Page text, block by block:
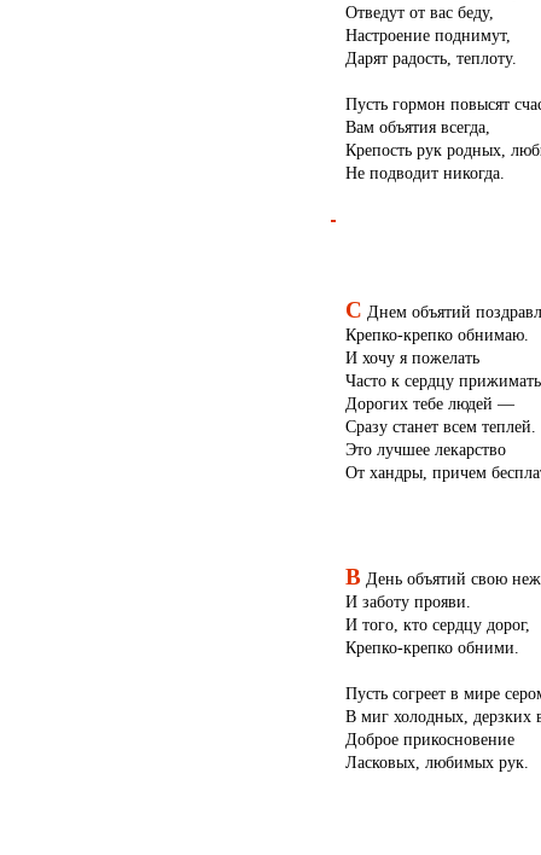
Отведут от вас беду,
Настроение поднимут,
Дарят радость, теплоту.
Пусть гормон повысят
Вам объятия всегда,
Крепость рук родных,
Не подводит никогда.
С Днем объятий
Крепко-крепко обнимаю.
И хочу я пожелать
Часто к сердцу прижимать
Дорогих тебе людей —
Сразу станет всем теплей.
Это лучшее лекарство
От хандры, причем
ВДень объятий свою
И заботу прояви.
И того, кто сердцу дорог,
Крепко-крепко обними.
Пусть согреет в мире
В миг холодных, дерзких
Доброе прикосновение
Ласковых, любимых рук.